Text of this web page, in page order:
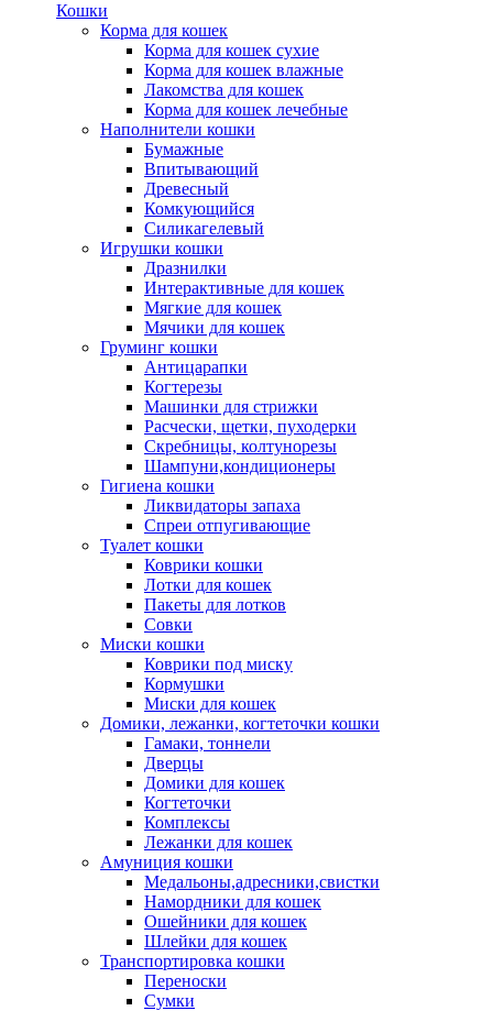
Кошки
Корма для кошек
Корма для кошек сухие
Корма для кошек влажные
Лакомства для кошек
Корма для кошек лечебные
Наполнители кошки
Бумажные
Впитывающий
Древесный
Комкующийся
Силикагелевый
Игрушки кошки
Дразнилки
Интерактивные для кошек
Мягкие для кошек
Мячики для кошек
Груминг кошки
Антицарапки
Когтерезы
Машинки для стрижки
Расчески, щетки, пуходерки
Скребницы, колтунорезы
Шампуни,кондиционеры
Гигиена кошки
Ликвидаторы запаха
Спреи отпугивающие
Туалет кошки
Коврики кошки
Лотки для кошек
Пакеты для лотков
Совки
Миски кошки
Коврики под миску
Кормушки
Миски для кошек
Домики, лежанки, когтеточки кошки
Гамаки, тоннели
Дверцы
Домики для кошек
Когтеточки
Комплексы
Лежанки для кошек
Амуниция кошки
Медальоны,адресники,свистки
Намордники для кошек
Ошейники для кошек
Шлейки для кошек
Транспортировка кошки
Переноски
Сумки